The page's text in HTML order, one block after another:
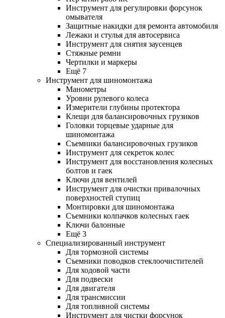
Инструмент для регулировки форсунок
омывателя
Защитные накидки для ремонта автомобиля
Лежаки и стулья для автосервиса
Инструмент для снятия заусенцев
Стяжные ремни
Чертилки и маркеры
Ещё 7
Инструмент для шиномонтажа
Манометры
Уровни рулевого колеса
Измерители глубины протектора
Клещи для балансировочных грузиков
Головки торцевые ударные для
шиномонтажа
Съемники балансировочных грузиков
Инструмент для секреток колес
Инструмент для восстановления колесных
болтов и гаек
Ключи для вентилей
Инструмент для очистки привалочных
поверхностей ступиц
Монтировки для шиномонтажа
Съемники колпачков колесных гаек
Ключи балонные
Ещё 3
Специализированный инструмент
Для тормозной системы
Съемники поводков стеклоочистителей
Для ходовой части
Для подвески
Для двигателя
Для трансмиссии
Для топливной системы
Инструмент для чистки форсунок